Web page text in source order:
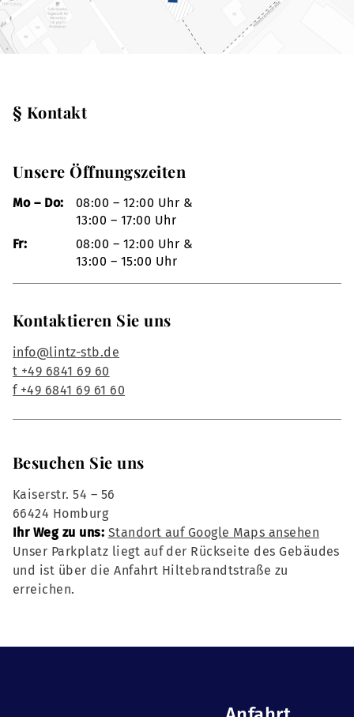
§ Kontakt
Unsere Öffnungszeiten
Mo – Do:
08:00 – 12:00 Uhr &
13:00 – 17:00 Uhr
Fr:
08:00 – 12:00 Uhr &
13:00 – 15:00 Uhr
Kontaktieren Sie uns
info@lintz-stb.de
t +49 6841 69 60
f +49 6841 69 61 60
Besuchen Sie uns
Kaiserstr. 54 – 56
66424 Homburg
Ihr Weg zu uns: Standort auf Google Maps ansehen
Unser Parkplatz liegt auf der Rückseite des Gebäudes
und ist über die Anfahrt Hiltebrandtstraße zu
erreichen.